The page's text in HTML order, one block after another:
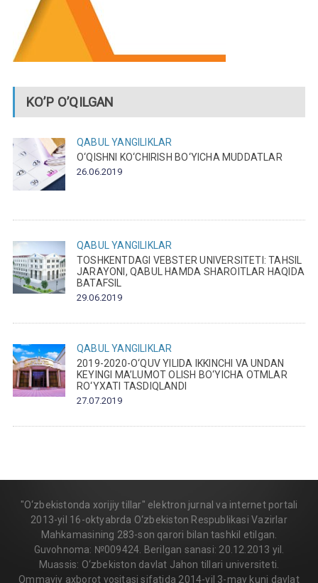
KO’P O’QILGAN
QABUL
YANGILIKLAR
O‘QISHNI KO‘CHIRISH BO‘YICHA MUDDATLAR
26.06.2019
QABUL
YANGILIKLAR
TOSHKENTDAGI VEBSTER UNIVERSITETI: TAHSIL
JARAYONI, QABUL HAMDA SHAROITLAR HAQIDA
BATAFSIL
29.06.2019
QABUL
YANGILIKLAR
2019-2020-O‘QUV YILIDA IKKINCHI VA UNDAN
KEYINGI MA’LUMOT OLISH BO‘YICHA OTMLAR
RO‘YXATI TASDIQLANDI
27.07.2019
"O‘zbekistonda xorijiy tillar" elektron jurnal va internet portali
2013-yil 16-oktyabrda O‘zbekiston Respublikasi Vazirlar
Mahkamasining 283-son qarori bilan tashkil etilgan.
Guvohnoma: №009424. Berilgan sanasi: 20.12.2013 yil.
Muassis: O‘zbekiston davlat Jahon tillari universiteti.
Ommaviy axborot vositasi sifatida 2014-yil 3-may kuni davlat